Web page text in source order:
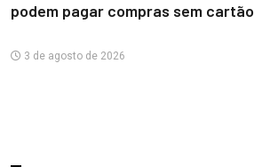
podem pagar compras sem cartão
3 de agosto de 2026